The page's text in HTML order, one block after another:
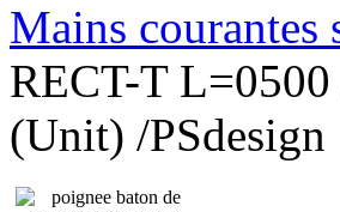
Mains courantes
RECT-T
(Unit) /PSdesign